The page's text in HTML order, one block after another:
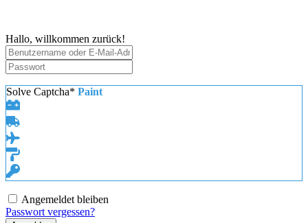
springen
Hallo, willkommen zurück!
Solve Captcha* Paint
Angemeldet bleiben
Passwort vergessen?